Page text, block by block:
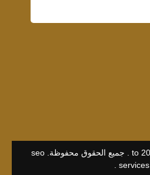
seo
services